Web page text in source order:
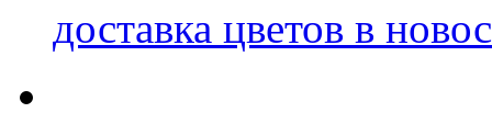
доставка цветов в